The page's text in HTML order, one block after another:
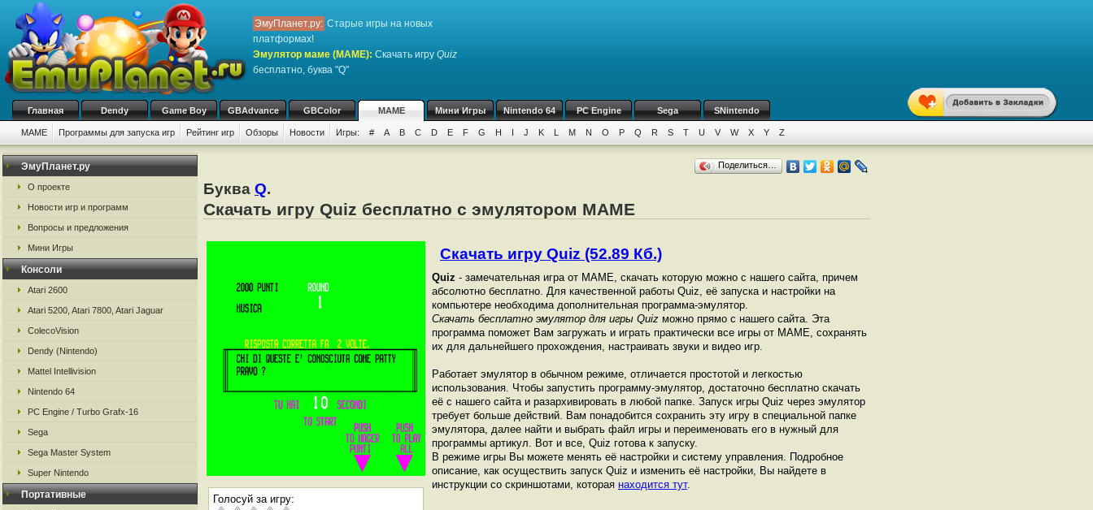
ЭмуПланет.ру: Старые игры на новых
платформах!
Эмулятор маме (MAME): Скачать игру Quiz
бесплатно, буква "Q"
Главная Dendy Game Boy GBAdvance GBColor MAME Мини Игры Nintendo 64 PC Engine Sega SNintendo
MAME Программы для запуска игр Рейтинг игр Обзоры Новости Игры: # A B C D E F G H I J K L M N O P Q R S T U V W X Y Z
ЭмуПланет.ру
О проекте
Новости игр и программ
Вопросы и предложения
Мини Игры
Консоли
Atari 2600
Atari 5200, Atari 7800, Atari Jaguar
ColecoVision
Dendy (Nintendo)
Mattel Intellivision
Nintendo 64
PC Engine / Turbo Grafx-16
Sega
Sega Master System
Super Nintendo
Портативные
Поделиться…
Буква Q.
Скачать игру Quiz бесплатно с эмулятором MAME
Голосуй за игру:
Скачать игру Quiz (52.89 Кб.)
Quiz - замечательная игра от МАМЕ, скачать которую можно с нашего сайта, причем
абсолютно бесплатно. Для качественной работы Quiz, её запуска и настройки на
компьютере необходима дополнительная программа-эмулятор.
Скачать бесплатно эмулятор для игры Quiz можно прямо с нашего сайта. Эта
программа поможет Вам загружать и играть практически все игры от МАМЕ, сохранять
их для дальнейшего прохождения, настраивать звуки и видео игр.
Работает эмулятор в обычном режиме, отличается простотой и легкостью
использования. Чтобы запустить программу-эмулятор, достаточно бесплатно скачать
её с нашего сайта и разархивировать в любой папке. Запуск игры Quiz через эмулятор
требует больше действий. Вам понадобится сохранить эту игру в специальной папке
эмулятора, далее найти и выбрать файл игры и переименовать его в нужный для
программы артикул. Вот и все, Quiz готова к запуску.
В режиме игры Вы можете менять её настройки и систему управления. Подробное
описание, как осуществить запуск Quiz и изменить её настройки, Вы найдете в
инструкции со скриншотами, которая находится тут.